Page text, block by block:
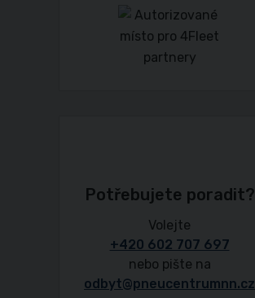
Potřebujete poradit?
Volejte
+420 602 707 697
nebo pište na
odbyt@pneucentrumnn.cz